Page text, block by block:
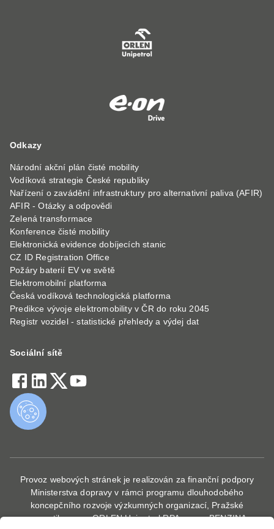
Odkazy
Národní akční plán čisté mobility
Vodíková strategie České republiky
Nařízení o zavádění infrastruktury pro alternativní paliva (AFIR)
AFIR - Otázky a odpovědi
Zelená transformace
Konference čisté mobility
Elektronická evidence dobíjecích stanic
CZ ID Registration Office
Požáry baterií EV ve světě
Elektromobilní platforma
Česká vodíková technologická platforma
Predikce vývoje elektromobility v ČR do roku 2045
Registr vozidel - statistické přehledy a výdej dat
Sociální sítě
Provoz webových stránek je realizován za finanční podpory
Ministerstva dopravy v rámci programu dlouhodobého
koncepčního rozvoje výzkumných organizací, Pražské
energetiky, a. s., ORLEN Unipetrol RPA s.r.o. - BENZINA,